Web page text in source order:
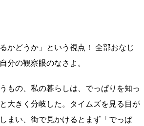
かどうか」という視点！ 全部おなじ
分の観察眼のなさよ。
もの、私の暮らしは、でっぱりを知っ
大きく分岐した。タイムズを見る目が
まい、街で見かけるとまず「でっぱ